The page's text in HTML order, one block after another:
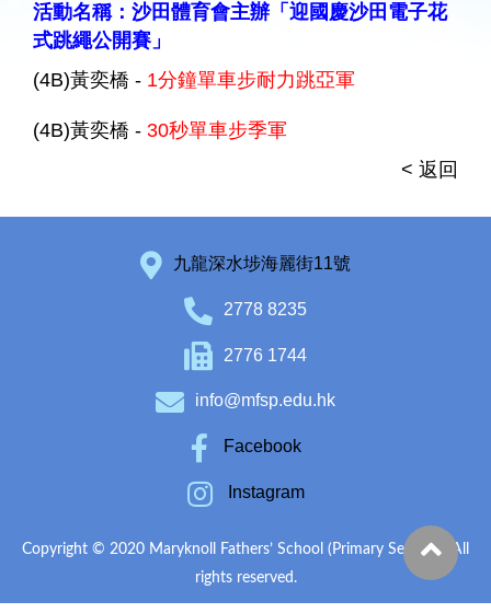
活動名稱：沙田體育會主辦「迎國慶沙田電子花
式跳繩公開賽」
(4B)黃奕橋 - 1分鐘單車步耐力跳亞軍
(4B)黃奕橋 - 30秒單車步季軍
< 返回
九龍深水埗海麗街11號
2778 8235
2776 1744
info@mfsp.edu.hk
Facebook
Instagram
Copyright © 2020 Maryknoll Fathers’ School (Primary Section). All
rights reserved.